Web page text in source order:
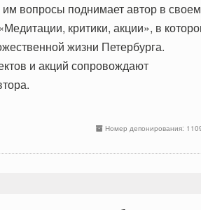
вопросы поднимает автор в своем
критики, акции», в
жизни Петербурга.
и акций сопровождают
Номер депонирования: